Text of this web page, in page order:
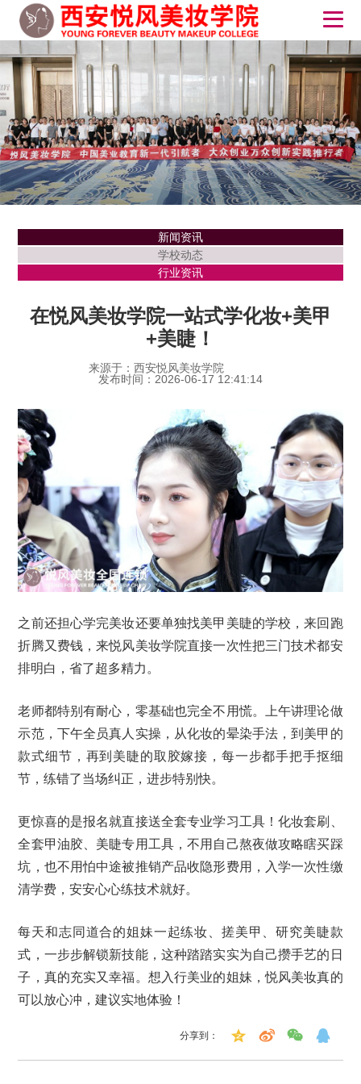
新闻资讯
学校动态
行业资讯
在悦风美妆学院一站式学化妆+美甲
+美睫！
来源于：西安悦风美妆学院
发布时间：2026-06-17 12:41:14
之前还担心学完美妆还要单独找美甲美睫的学校，来回跑
折腾又费钱，来悦风美妆学院直接一次性把三门技术都安
排明白，省了超多精力。
老师都特别有耐心，零基础也完全不用慌。上午讲理论做
示范，下午全员真人实操，从化妆的晕染手法，到美甲的
款式细节，再到美睫的取胶嫁接，每一步都手把手抠细
节，练错了当场纠正，进步特别快。
更惊喜的是报名就直接送全套专业学习工具！化妆套刷、
全套甲油胶、美睫专用工具，不用自己熬夜做攻略瞎买踩
坑，也不用怕中途被推销产品收隐形费用，入学一次性缴
清学费，安安心心练技术就好。
每天和志同道合的姐妹一起练妆、搓美甲、研究美睫款
式，一步步解锁新技能，这种踏踏实实为自己攒手艺的日
子，真的充实又幸福。想入行美业的姐妹，悦风美妆真的
可以放心冲，建议实地体验！
分享到：